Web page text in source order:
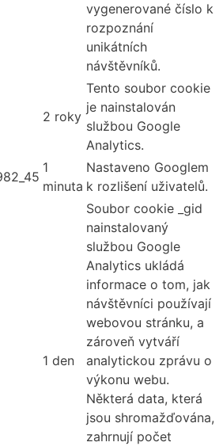
vygenerované číslo k
rozpoznání
unikátních
návštěvníků.
2 roky
Tento soubor cookie
je nainstalován
službou Google
Analytics.
1
minuta
Nastaveno Googlem
k rozlišení uživatelů.
1 den
Soubor cookie _gid
nainstalovaný
službou Google
Analytics ukládá
informace o tom, jak
návštěvníci používají
webovou stránku, a
zároveň vytváří
analytickou zprávu o
výkonu webu.
Některá data, která
jsou shromažďována,
zahrnují počet